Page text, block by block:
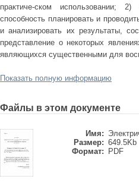
практиче-ском использовании;
способность планировать и
и анализировать их результаты,
представление о некоторых
являющихся существенными для
Показать полную информацию
Файлы в этом документе
Имя:
Размер: 649.5Kb
Формат:
PDF